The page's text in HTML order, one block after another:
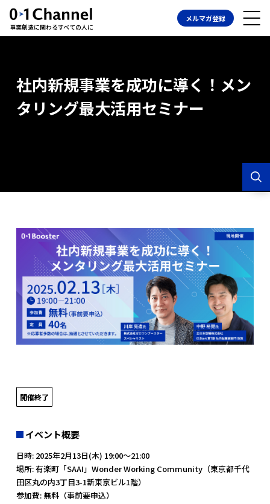
事業創造に関わるすべての人に
メルマガ登録
社内新規事業を成功に導く！メン
タリング最大活用セミナー
開催終了
イベント概要
日時: 2025年2月13日(木) 19:00～21:00
場所: 有楽町「SAAI」Wonder Working Community（東京都千代
田区丸の内3丁目3-1新東京ビル1階）
参加費: 無料（事前要申込）